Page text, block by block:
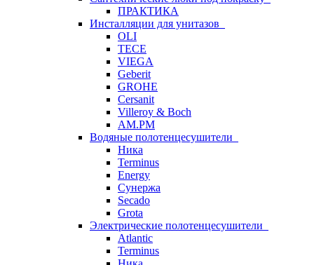
ПРАКТИКА
Инсталляции для унитазов
OLI
TECE
VIEGA
Geberit
GROHE
Cersanit
Villeroy & Boch
AM.PM
Водяные полотенцесушители
Ника
Terminus
Energy
Сунержа
Secado
Grota
Электрические полотенцесушители
Atlantic
Terminus